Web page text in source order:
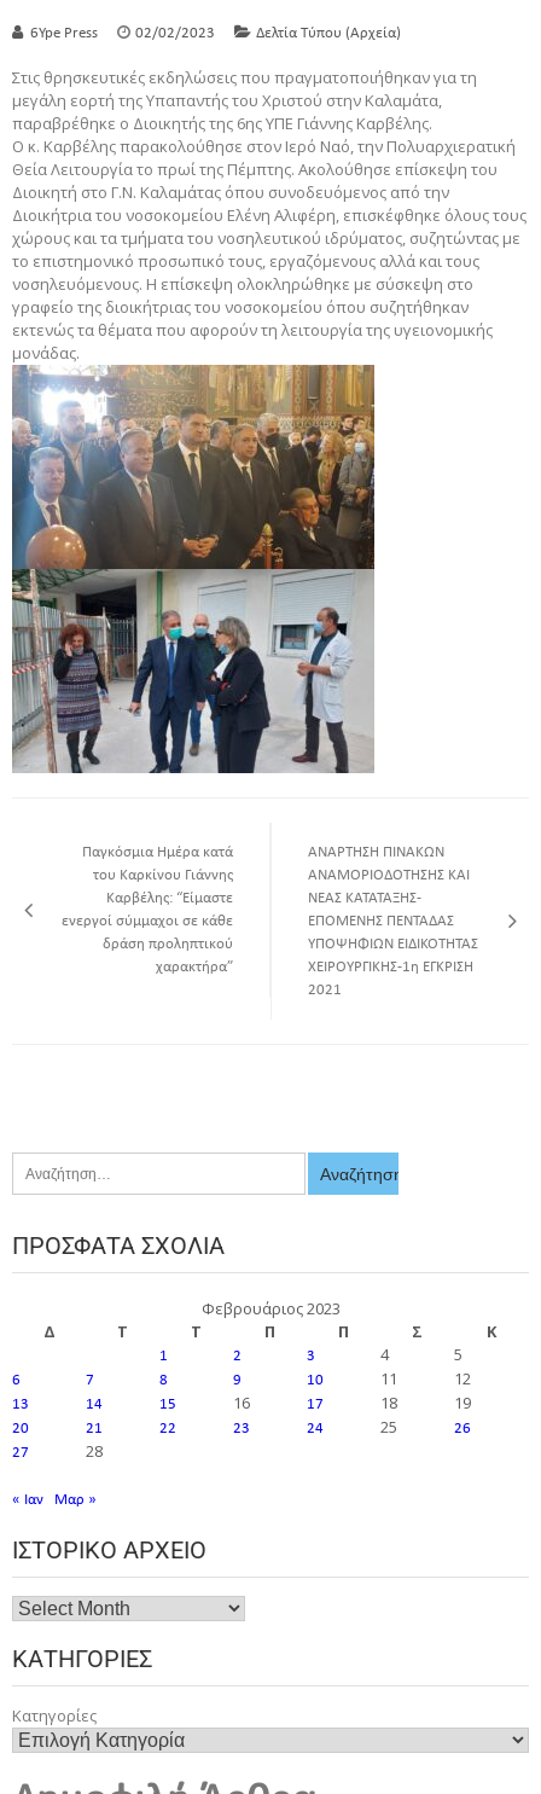
6Ype Press 02/02/2023 Δελτία Τύπου (Αρχεία)
Στις θρησκευτικές εκδηλώσεις που πραγματοποιήθηκαν για τη
μεγάλη εορτή της Υπαπαντής του Χριστού στην Καλαμάτα,
παραβρέθηκε ο Διοικητής της 6ης ΥΠΕ Γιάννης Καρβέλης.
Ο κ. Καρβέλης παρακολούθησε στον Ιερό Ναό, την Πολυαρχιερατική
Θεία Λειτουργία το πρωί της Πέμπτης. Ακολούθησε επίσκεψη του
Διοικητή στο Γ.Ν. Καλαμάτας όπου συνοδευόμενος από την
Διοικήτρια του νοσοκομείου Ελένη Αλιφέρη, επισκέφθηκε όλους τους
χώρους και τα τμήματα του νοσηλευτικού ιδρύματος, συζητώντας με
το επιστημονικό προσωπικό τους, εργαζόμενους αλλά και τους
νοσηλευόμενους. Η επίσκεψη ολοκληρώθηκε με σύσκεψη στο
γραφείο της διοικήτριας του νοσοκομείου όπου συζητήθηκαν
εκτενώς τα θέματα που αφορούν τη λειτουργία της υγειονομικής
μονάδας.
Παγκόσμια Ημέρα κατά
του Καρκίνου Γιάννης
Καρβέλης: “Είμαστε
ενεργοί σύμμαχοι σε κάθε
δράση προληπτικού
χαρακτήρα”
ΑΝΑΡΤΗΣΗ ΠΙΝΑΚΩΝ
ΑΝΑΜΟΡΙΟΔΟΤΗΣΗΣ ΚΑΙ
ΝΕΑΣ ΚΑΤΑΤΑΞΗΣ-
ΕΠΟΜΕΝΗΣ ΠΕΝΤΑΔΑΣ
ΥΠΟΨΗΦΙΩΝ ΕΙΔΙΚΟΤΗΤΑΣ
ΧΕΙΡΟΥΡΓΙΚΗΣ-1η ΕΓΚΡΙΣΗ
2021
ΠΡΌΣΦΑΤΑ ΣΧΌΛΙΑ
Φεβρουάριος 2023
Δ
Τ Τ Π Π Σ Κ
1 2 3 4 5
6 7 8 9 10 11 12
13 14 15 16 17 18 19
20 21 22 23 24 25
26
27
28
« Ιαν Μαρ »
ΙΣΤΟΡΙΚΌ ΑΡΧΕΊΟ
ΚΑΤΗΓΟΡΊΕΣ
Κατηγορίες